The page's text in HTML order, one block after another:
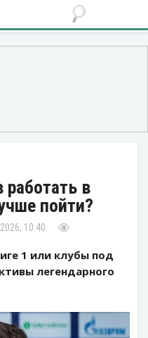
работать в
пойти?
10:40
1 или клубы под
легендарного